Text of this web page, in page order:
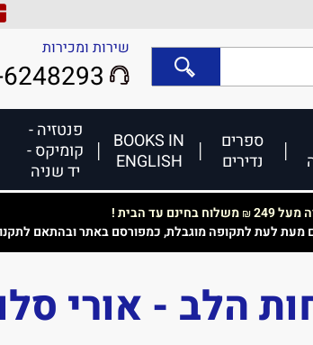
שירות ומכירות
ספרים
נדירים
BOOKS IN
ENGLISH
פנטזיה -
קומיקס -
יד שניה
249
₪משלוח בחינם עד הבית !
מעת לעת לתקופה מוגבלת, כמפורסם באתר ובהתאם
הלב - אורי